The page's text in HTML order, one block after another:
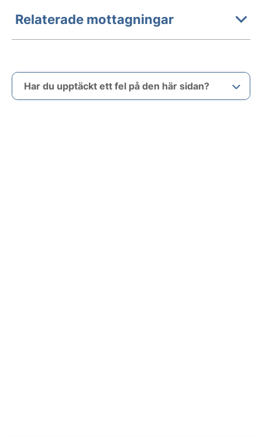
Relaterade mottagningar
Har du upptäckt ett fel på den här sidan?